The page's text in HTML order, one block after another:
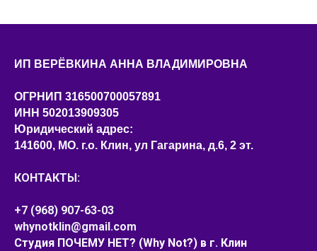
ИП ВЕРЁВКИНА АННА ВЛАДИМИРОВНА
ОГРНИП 316500700057891
ИНН 502013909305
Юридический адрес:
141600, МО. г.о. Клин, ул Гагарина, д.6, 2 эт.
КОНТАКТЫ:
+7 (968) 907-63-03
whynotklin@gmail.com
Студия ПОЧЕМУ НЕТ? (Why Not?) в г. Клин